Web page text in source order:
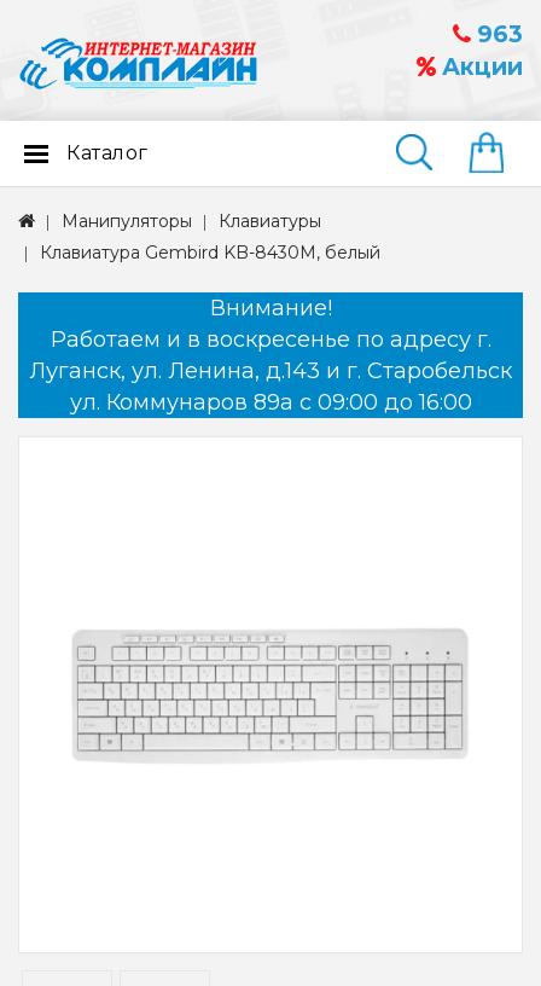
963
Акции
Найти
Каталог
Манипуляторы
Клавиатуры
Клавиатура Gembird KB-8430M, белый
Внимание!
Работаем и в воскресенье по адресу г.
Луганск, ул. Ленина, д.143 и г. Старобельск
ул. Коммунаров 89а с 09:00 до 16:00